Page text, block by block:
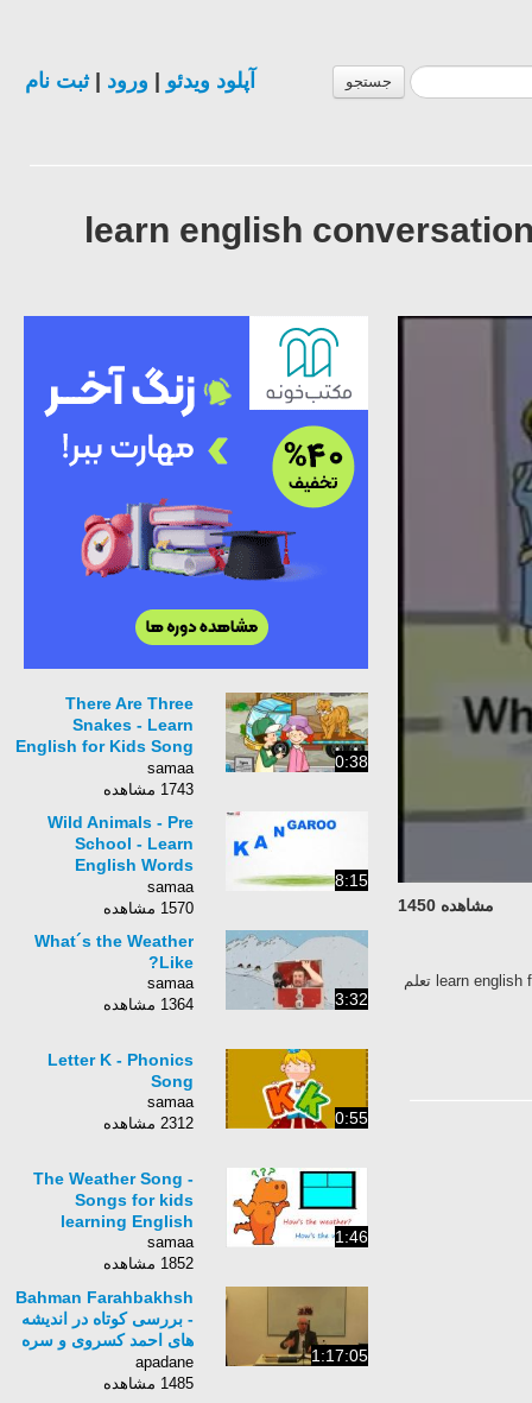
جستجو آپلود ویدئو| ورود| ثبت نام
learn english
مشاهده 1450
learn english for kids, english for children [English Subtitles] Learn English Conversation for children تعلم
0:38
There Are Three
Snakes - Learn
English for Kids Song
by Little Fox
samaa
1743 مشاهده
8:15
Wild Animals - Pre
School - Learn
English Words
(Spelling) Video For
Kids and Toddlers
samaa
1570 مشاهده
3:32
What´s the Weather
Like?
samaa
1364 مشاهده
0:55
Letter K - Phonics
Song
samaa
2312 مشاهده
1:46
The Weather Song -
Songs for kids
learning English
samaa
1852 مشاهده
1:17:05
Bahman Farahbakhsh
- بررسی کوتاه در اندیشه
های احمد کسروی و سره
سازی
apadane
1485 مشاهده